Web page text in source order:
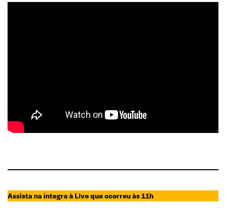
Assista na íntegra à Live que ocorreu às 11h